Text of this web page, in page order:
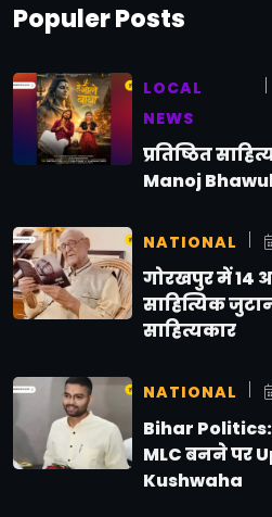
Populer Posts
LOCAL
NEWS
प्रतिष्ठित
Manoj
NATIONAL
गोरखपुर में 14
साहित्यिक
साहित्यकार
NATIONAL
Bihar
MLC बनने पर
Kushwaha